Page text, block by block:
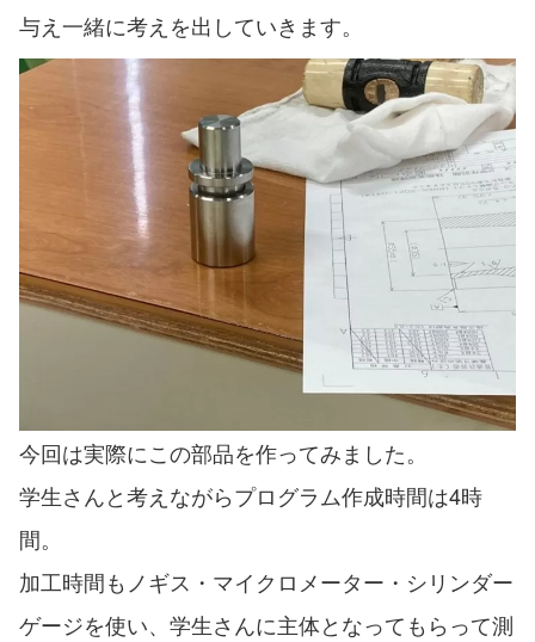
与え一緒に考えを出していきます。
今回は実際にこの部品を作ってみました。
学生さんと考えながらプログラム作成時間は4時
間。
加工時間もノギス・マイクロメーター・シリンダー
ゲージを使い、学生さんに主体となってもらって測